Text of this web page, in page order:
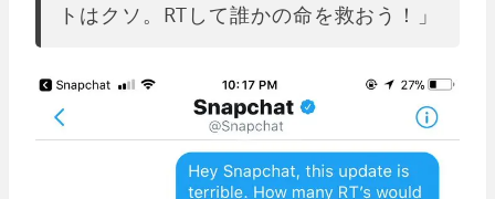
トはクソ。RTして誰かの命を救おう！」